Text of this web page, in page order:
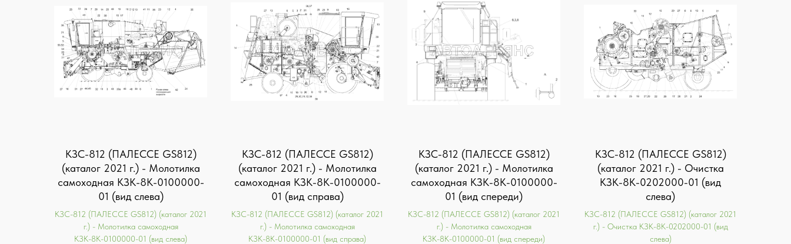
KЗС-812 (ПАЛЕССЕ GS812)
(каталог 2021 г.) - Молотилка
самоходная КЗК-8К-0100000-
01 (вид слева)
KЗС-812 (ПАЛЕССЕ GS812) (каталог 2021
г.) - Молотилка самоходная
КЗК-8К-0100000-01 (вид слева)
KЗС-812 (ПАЛЕССЕ GS812)
(каталог 2021 г.) - Молотилка
самоходная КЗК-8К-0100000-
01 (вид справа)
KЗС-812 (ПАЛЕССЕ GS812) (каталог 2021
г.) - Молотилка самоходная
КЗК-8К-0100000-01 (вид справа)
KЗС-812 (ПАЛЕССЕ GS812)
(каталог 2021 г.) - Молотилка
самоходная КЗК-8К-0100000-
01 (вид спереди)
KЗС-812 (ПАЛЕССЕ GS812) (каталог 2021
г.) - Молотилка самоходная
КЗК-8К-0100000-01 (вид спереди)
KЗС-812 (ПАЛЕССЕ GS812)
(каталог 2021 г.) - Очистка
КЗК-8К-0202000-01 (вид
слева)
KЗС-812 (ПАЛЕССЕ GS812) (каталог 2021
г.) - Очистка КЗК-8К-0202000-01 (вид
слева)